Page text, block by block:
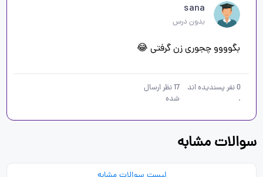
sana
بدون درس
بگوووو چجوری زن گرفتی 😂
0نفر پسندیده اند
.
17نظر ارسال
شده
سوالات مشابه